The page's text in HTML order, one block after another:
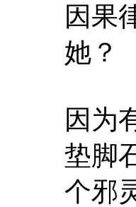
因果
她？
因为
垫脚
个邪